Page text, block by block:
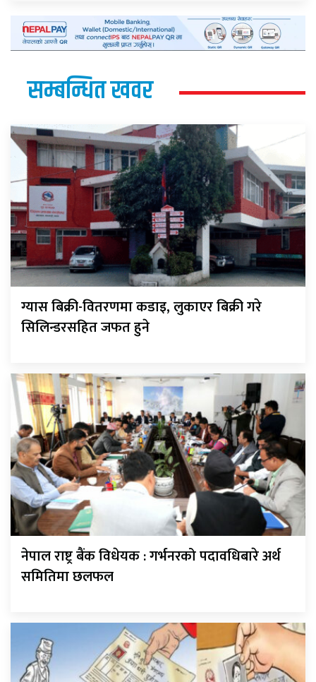
सम्बन्धित खवर
ग्यास बिक्री-वितरणमा कडाइ, लुकाएर बिक्री गरे
सिलिन्डरसहित जफत हुने
नेपाल राष्ट्र बैंक विधेयक : गर्भनरको पदावधिबारे अर्थ
समितिमा छलफल